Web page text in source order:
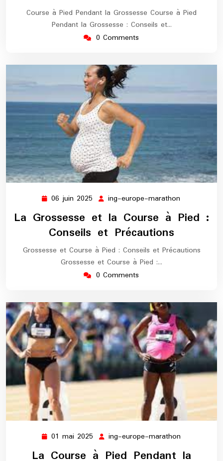
Course à Pied Pendant la Grossesse Course à Pied
Pendant la Grossesse : Conseils et…
0 Comments
06 juin 2025 06
juin
2025
ing-europe-marathon
europe-
marathon
La Grossesse et la Course à Pied :
Conseils et Précautions
Grossesse et Course à Pied : Conseils et Précautions
Grossesse et Course à Pied :…
0 Comments
01 mai 2025 01
mai
ing-europe-marathon
europe-
La Course à Pied Pendant la